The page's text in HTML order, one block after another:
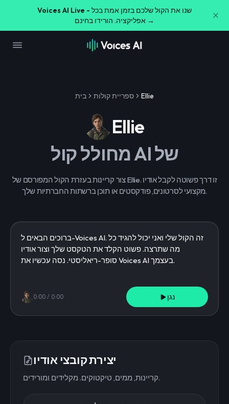
Voices AI Live - שנו את הקול שלכם בזמן אמת בכל
אפליקציה. הורידו בחינם →
בית ספריית קולות Ellie
Ellie
מחולל קול AI של
צור קריינות בעזרת הקול המפורסם של Ellie. זו דרך פשוטה לקבל אודיו
מקצועי לסרטונים, פודקסטים או תוכן ברשתות החברתיות שלך.
0:00 / 0:00 נגן
יצירת קובצי אודיו
קריינות, ממים, טיקטוקים. מקלידים ומורידים.